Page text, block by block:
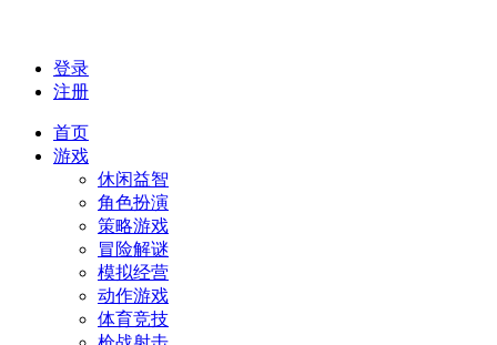
登录
注册
首页
游戏
休闲益智
角色扮演
策略游戏
冒险解谜
模拟经营
动作游戏
体育竞技